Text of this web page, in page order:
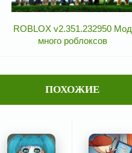
ROBLOX v2.351.232950 Мод
много роблоксов
ПОХОЖИЕ